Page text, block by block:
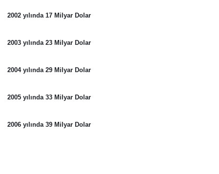
2002 yılında 17 Milyar Dolar
2003 yılında 23 Milyar Dolar
2004 yılında 29 Milyar Dolar
2005 yılında 33 Milyar Dolar
2006 yılında 39 Milyar Dolar